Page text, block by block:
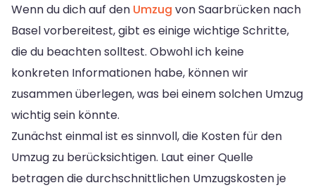
Wenn du dich auf den Umzug von Saarbrücken nach
Basel vorbereitest, gibt es einige wichtige Schritte,
die du beachten solltest. Obwohl ich keine
konkreten Informationen habe, können wir
zusammen überlegen, was bei einem solchen Umzug
wichtig sein könnte.
Zunächst einmal ist es sinnvoll, die Kosten für den
Umzug zu berücksichtigen. Laut einer Quelle
betragen die durchschnittlichen Umzugskosten je